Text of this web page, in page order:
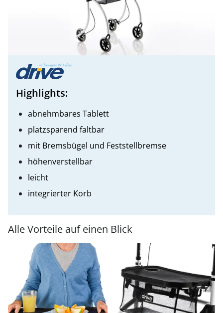
Highlights:
abnehmbares Tablett
platzsparend faltbar
mit Bremsbügel und Feststellbremse
höhenverstellbar
leicht
integrierter Korb
Alle Vorteile auf einen Blick